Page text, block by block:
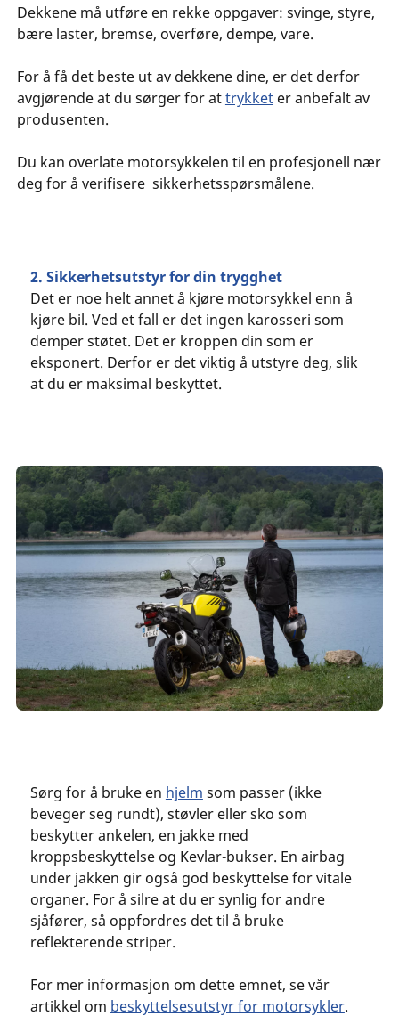
Dekkene må utføre en rekke oppgaver: svinge, styre,
bære laster, bremse, overføre, dempe, vare.
For å få det beste ut av dekkene dine, er det derfor
avgjørende at du sørger for attrykketer anbefalt av
produsenten.
Du kan overlate motorsykkelen til en profesjonell nær
deg for å verifisere sikkerhetsspørsmålene.
2. Sikkerhetsutstyr for din trygghet
Det er noe helt annet å kjøre motorsykkel enn å
kjøre bil. Ved et fall er det ingen karosseri som
demper støtet. Det er kroppen din som er
eksponert. Derfor er det viktig å utstyre deg, slik
at du er maksimal beskyttet.
Sørg for å bruke en hjelm som passer (ikke
beveger seg rundt), støvler eller sko som
beskytter ankelen, en jakke med
kroppsbeskyttelse og Kevlar-bukser. En airbag
under jakken gir også god beskyttelse for vitale
organer. For å silre at du er synlig for andre
sjåfører, så oppfordres det til å bruke
reflekterende striper.
For mer informasjon om dette emnet, se vår
artikkel om beskyttelsesutstyr for motorsykler.